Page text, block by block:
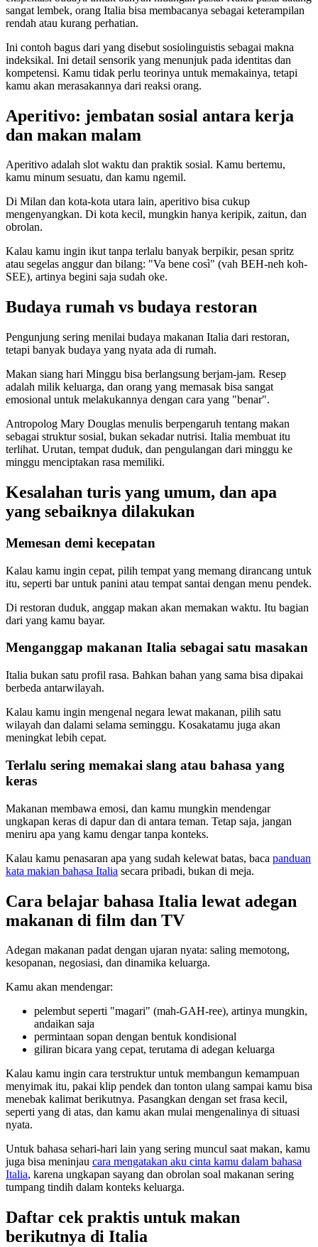
sangat lembek, orang Italia bisa membacanya sebagai keterampilan
rendah atau kurang perhatian.
Ini contoh bagus dari yang disebut sosiolinguistis sebagai makna
indeksikal. Ini detail sensorik yang menunjuk pada identitas dan
kompetensi. Kamu tidak perlu teorinya untuk memakainya, tetapi
kamu akan merasakannya dari reaksi orang.
Aperitivo: jembatan sosial antara kerja
dan makan malam
Aperitivo adalah slot waktu dan praktik sosial. Kamu bertemu,
kamu minum sesuatu, dan kamu ngemil.
Di Milan dan kota-kota utara lain, aperitivo bisa cukup
mengenyangkan. Di kota kecil, mungkin hanya keripik, zaitun, dan
obrolan.
Kalau kamu ingin ikut tanpa terlalu banyak berpikir, pesan spritz
atau segelas anggur dan bilang: "Va bene così" (vah BEH-neh koh-
SEE), artinya begini saja sudah oke.
Budaya rumah vs budaya restoran
Pengunjung sering menilai budaya makanan Italia dari restoran,
tetapi banyak budaya yang nyata ada di rumah.
Makan siang hari Minggu bisa berlangsung berjam-jam. Resep
adalah milik keluarga, dan orang yang memasak bisa sangat
emosional untuk melakukannya dengan cara yang "benar".
Antropolog Mary Douglas menulis berpengaruh tentang makan
sebagai struktur sosial, bukan sekadar nutrisi. Italia membuat itu
terlihat. Urutan, tempat duduk, dan pengulangan dari minggu ke
minggu menciptakan rasa memiliki.
Kesalahan turis yang umum, dan apa
yang sebaiknya dilakukan
Memesan demi kecepatan
Kalau kamu ingin cepat, pilih tempat yang memang dirancang untuk
itu, seperti bar untuk panini atau tempat santai dengan menu pendek.
Di restoran duduk, anggap makan akan memakan waktu. Itu bagian
dari yang kamu bayar.
Menganggap makanan Italia sebagai satu masakan
Italia bukan satu profil rasa. Bahkan bahan yang sama bisa dipakai
berbeda antarwilayah.
Kalau kamu ingin mengenal negara lewat makanan, pilih satu
wilayah dan dalami selama seminggu. Kosakatamu juga akan
meningkat lebih cepat.
Terlalu sering memakai slang atau bahasa yang
keras
Makanan membawa emosi, dan kamu mungkin mendengar
ungkapan keras di dapur dan di antara teman. Tetap saja, jangan
meniru apa yang kamu dengar tanpa konteks.
Kalau kamu penasaran apa yang sudah kelewat batas, baca panduan
kata makian bahasa Italia secara pribadi, bukan di meja.
Cara belajar bahasa Italia lewat adegan
makanan di film dan TV
Adegan makanan padat dengan ujaran nyata: saling memotong,
kesopanan, negosiasi, dan dinamika keluarga.
Kamu akan mendengar:
pelembut seperti "magari" (mah-GAH-ree), artinya mungkin,
andaikan saja
permintaan sopan dengan bentuk kondisional
giliran bicara yang cepat, terutama di adegan keluarga
Kalau kamu ingin cara terstruktur untuk membangun kemampuan
menyimak itu, pakai klip pendek dan tonton ulang sampai kamu bisa
menebak kalimat berikutnya. Pasangkan dengan set frasa kecil,
seperti yang di atas, dan kamu akan mulai mengenalinya di situasi
nyata.
Untuk bahasa sehari-hari lain yang sering muncul saat makan, kamu
juga bisa meninjau cara mengatakan aku cinta kamu dalam bahasa
Italia, karena ungkapan sayang dan obrolan soal makanan sering
tumpang tindih dalam konteks keluarga.
Daftar cek praktis untuk makan
berikutnya di Italia